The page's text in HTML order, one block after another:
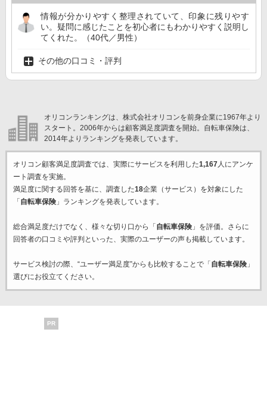
情報が分かりやすく整理されていて、印象に残りやす
い。疑問に感じたことを初心者にもわかりやすく説明し
てくれた。（40代／男性）
その他の口コミ・評判
オリコンランキングは、株式会社オリコンを前身企業に1967年より
スタート。2006年からは顧客満足度調査を開始。自転車保険は、
2014年よりランキングを発表しています。
オリコン顧客満足度調査では、実際にサービスを利用した1,167人にアンケ
ート調査を実施。
満足度に関する回答を基に、調査した18企業（サービス）を対象にした
「 自転車保険」ランキングを発表しています。
総合満足度だけでなく、様々な切り口から「 自転車保険」を評価。さらに
回答者の口コミや評判といった、実際のユーザーの声も掲載しています。
サービス検討の際、“ユーザー満足度”からも比較することで「 自転車保険」
選びにお役立てください。
PR